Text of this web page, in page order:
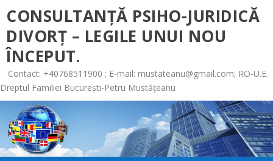
CONSULTANȚĂ PSIHO-JURIDICĂ
DIVORȚ – LEGILE UNUI NOU
ÎNCEPUT.
Contact: +40768511900 ; E-mail: mustateanu@gmail.com; RO-U.E.
Dreptul Familiei București-Petru Mustățeanu